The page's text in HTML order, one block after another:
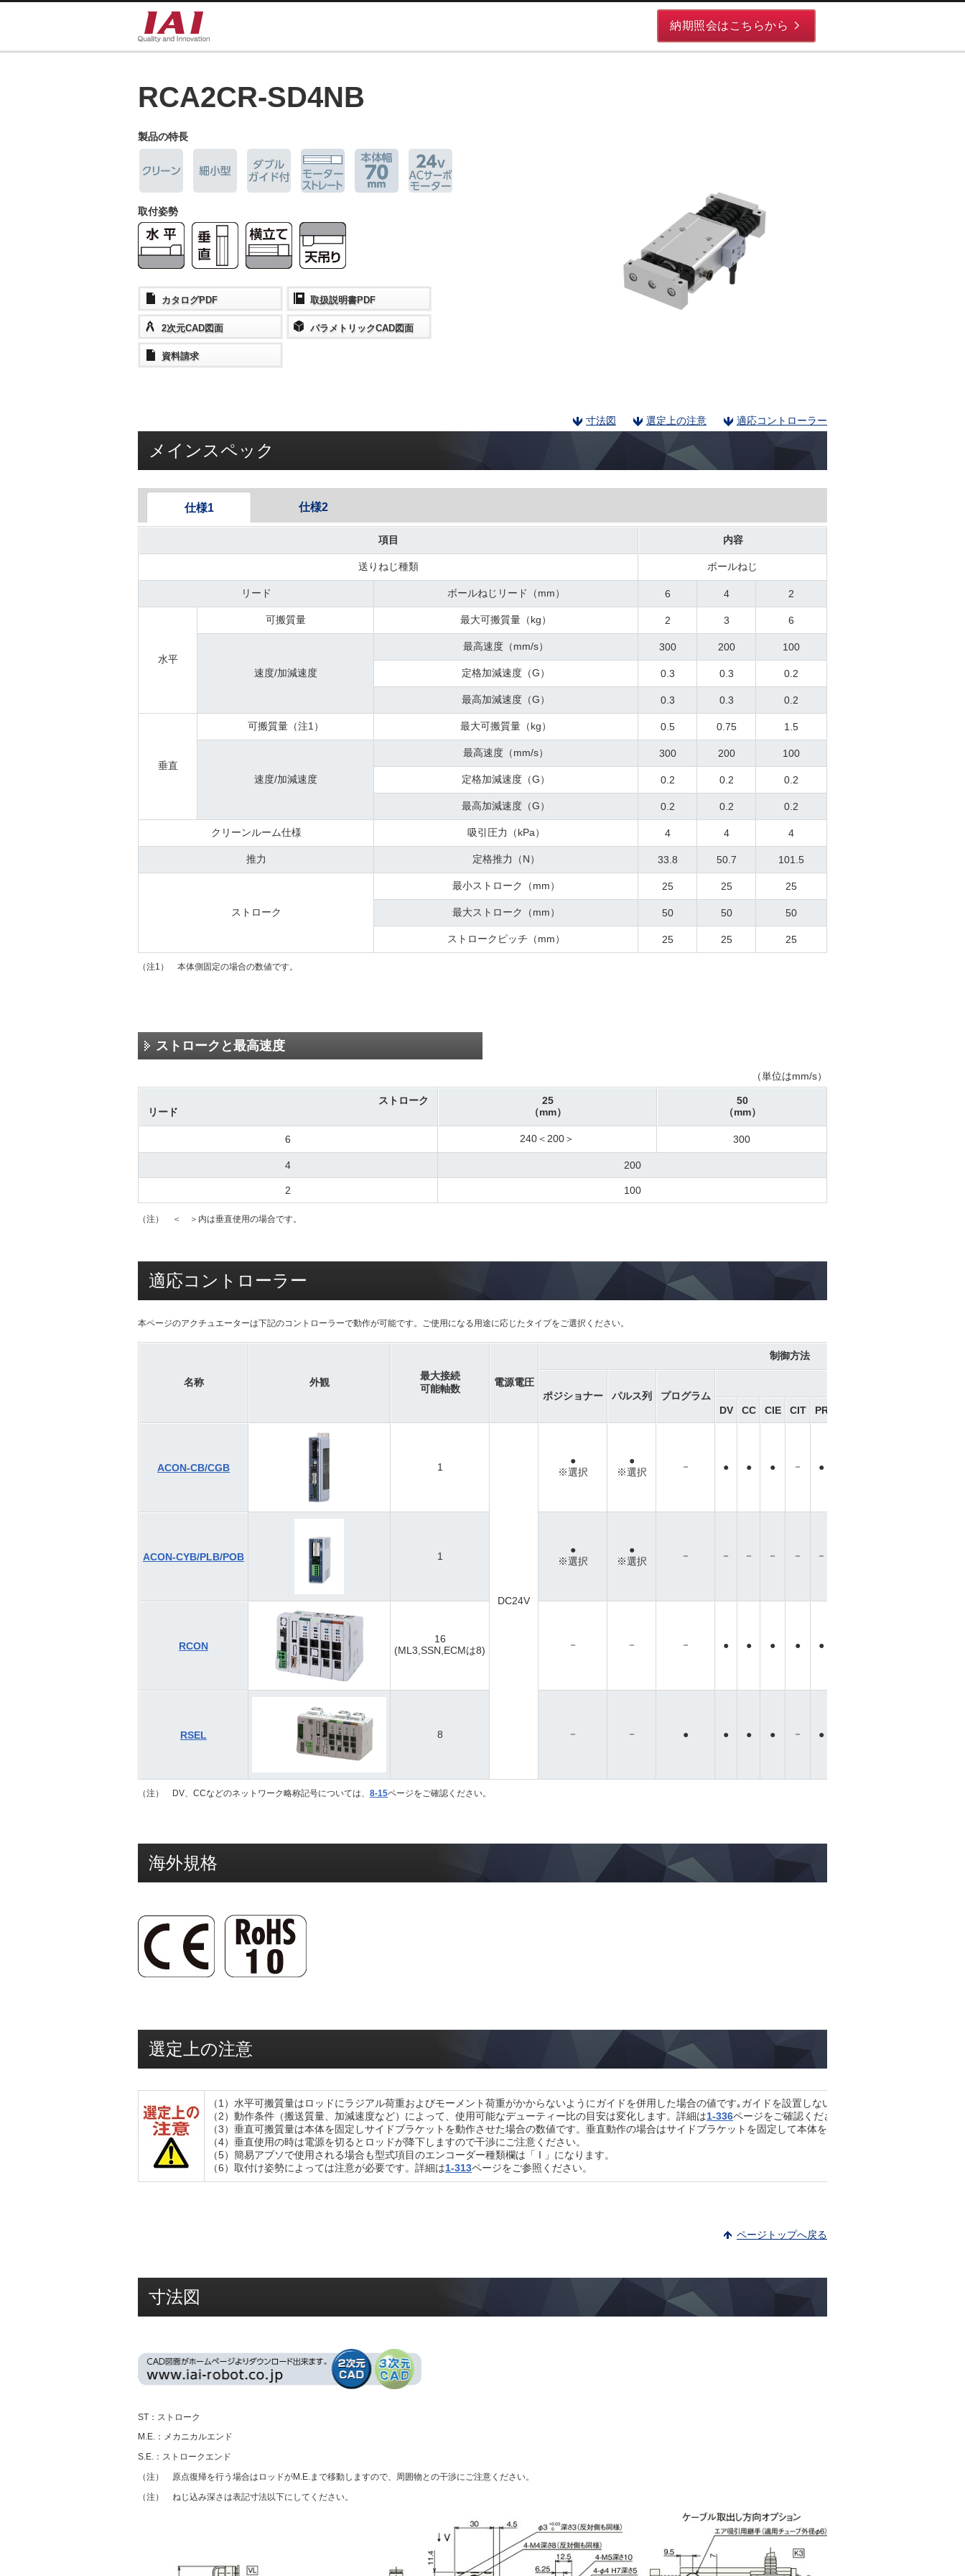
納期照会はこちらから
RCA2CR-SD4NB
製品の特長
取付姿勢
カタログPDF
2次元CAD図面
資料請求
取扱説明書PDF
パラメトリックCAD図面
寸法図 選定上の注意 適応コントローラー
メインスペック
仕様1
項目 内容
送りねじ種類 ボールねじ
リード ボールねじリード（mm） 6 4 2
水平
可搬質量 最大可搬質量（kg） 2 3 6
速度/加減速度
最高速度（mm/s） 300 200 100
定格加減速度（G） 0.3 0.3 0.2
最高加減速度（G） 0.3 0.3 0.2
垂直
可搬質量（注1） 最大可搬質量（kg） 0.5 0.75 1.5
速度/加減速度
最高速度（mm/s） 300 200 100
定格加減速度（G） 0.2 0.2 0.2
最高加減速度（G） 0.2 0.2 0.2
クリーンルーム仕様 吸引圧力（kPa） 4 4 4
推力 定格推力（N） 33.8 50.7 101.5
ストローク
最小ストローク（mm） 25 25 25
最大ストローク（mm） 50 50 50
ストロークピッチ（mm） 25 25 25
（注1） 本体側固定の場合の数値です。
仕様2
ストロークと最高速度
（単位はmm/s）
ストローク
リード
25
（mm）
50
（mm）
6 240＜200＞ 300
4 200
2 100
（注） ＜ ＞内は垂直使用の場合です。
適応コントローラー
本ページのアクチュエーターは下記のコントローラーで動作が可能です。ご使用になる用途に応じたタイプをご選択ください。
名称 外観
最大接続
可能軸数
電源電圧
制御方法
ポジショナー パルス列 プログラム
DV CC CIE CIT PR
ACON-CB/CGB 1
DC24V
●
※選択
●
※選択
－ ● ● ● － ●
ACON-CYB/PLB/POB 1
●
※選択
●
※選択
－ － － － － －
RCON
16
(ML3,SSN,ECMは8)
－ － － ● ● ● ● ●
RSEL 8 － － ● ● ● ● － ●
（注） DV、CCなどのネットワーク略称記号については、 8-15ページをご確認ください。
海外規格
選定上の注意
（1）水平可搬質量はロッドにラジアル荷重およびモーメント荷重がかからないようにガイドを併用した場合の値です｡ガイドを設置しない場合の値は、「ロッド先
（2）動作条件（搬送質量、加減速度など）によって、使用可能なデューティー比の目安は変化します。詳細は1-336ページをご確認ください。
（3）垂直可搬質量は本体を固定しサイドブラケットを動作させた場合の数値です。垂直動作の場合はサイドブラケットを固定して本体を動作させることは出来ません
（4）垂直使用の時は電源を切るとロッドが降下しますので干渉にご注意ください。
（5）簡易アブソで使用される場合も型式項目のエンコーダー種類欄は「 I 」になります。
（6）取付け姿勢によっては注意が必要です。詳細は1-313ページをご参照ください。
ページトップへ戻る
寸法図
ST：ストローク
M.E.：メカニカルエンド
S.E.：ストロークエンド
（注） 原点復帰を行う場合はロッドがM.E.まで移動しますので、周囲物との干渉にご注意ください。
（注） ねじ込み深さは表記寸法以下にしてください。